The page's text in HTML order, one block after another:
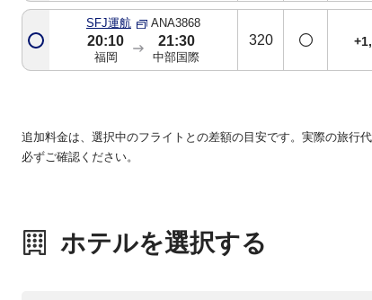
SFJ運航 ANA3868
20:10
福岡
21:30
中部国際
320
追加料金は、選択中のフライトとの差額の目安です。実際の旅行
必ずご確認ください。
ホテルを選択する